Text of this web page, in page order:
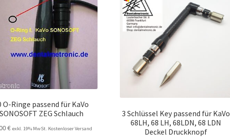
O-Ringe passend für KaVo
ZEG Schlauch
€ exkl. 19% MwSt. Kostenloser Versand
3 Schlüssel Key passend für KaVo
68LH, 68 LH, 68LDN, 68 LDN
Deckel Druckknopf